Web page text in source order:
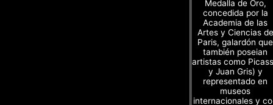
Medalla de Oro,
concedida por la
Academia de las
Artes y Ciencias de
Paris, galardón que
también poseian
artistas como
y Juan Gris) y
representado en
museos
internacionales y